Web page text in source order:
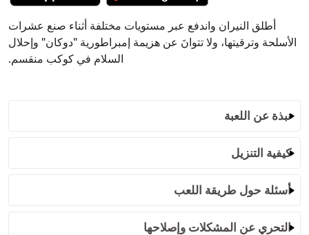
أطلق النيران واندفع عبر مستويات مختلفة أثناء صنع عشرات
الأسلحة وترقيتها، ولا تتوانَ عن هزيمة إمبراطورية "دوكان" وإحلال
السلام في كوكب منقسم.
نبذة عن اللعبة
كيفية التنزيل
أسئلة حول طريقة اللعب
التحري عن المشكلات وإصلاحها